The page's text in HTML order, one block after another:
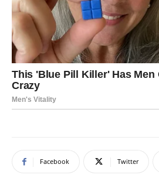
Facebook Twitter